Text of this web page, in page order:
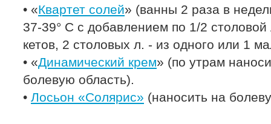
• «Квартет солей» (ванны 2 раза в
37-39° С с добавлением по 1/2
кетов, 2 столовых л. - из одного или 1
• «Динамический крем» (по утрам
болевую область).
• Лосьон «Солярис» (наносить на